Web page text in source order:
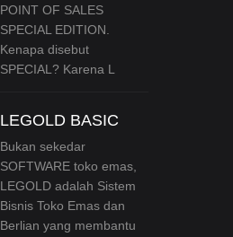
POINT OF SALES
SPECIAL EDITION.
Kenapa disebut
SPECIAL? Karena L
LEGOLD BASIC
Bukan sekedar
SOFTWARE toko emas,
LEGOLD adalah Sistem
Bisnis Toko Emas dan
Berlian yang membantu